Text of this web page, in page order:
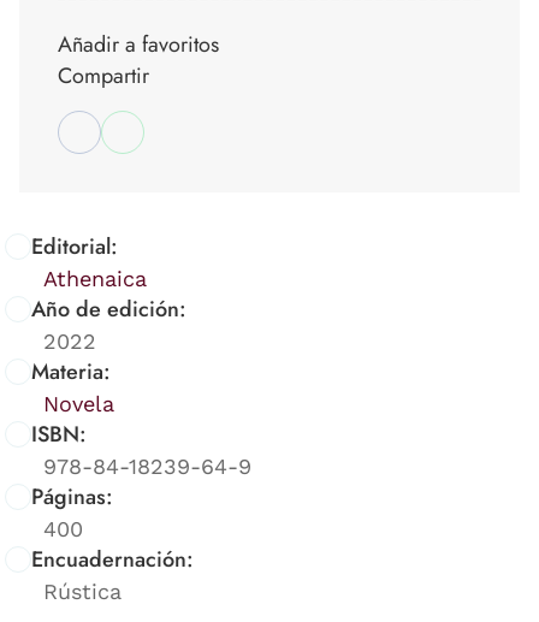
Editorial:
Athenaica
Año de edición:
2022
Materia:
Novela
ISBN:
978-84-18239-64-9
Páginas:
400
Encuadernación:
Rústica
Añadir a favoritos
Compartir